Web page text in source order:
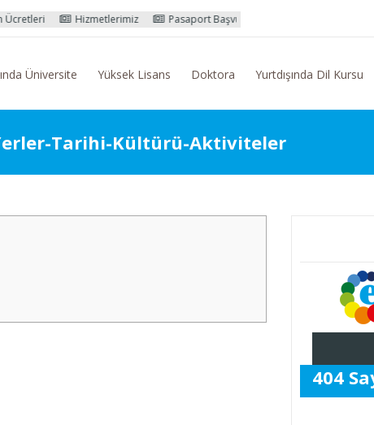
Pasaport Başvuru İşlemleri
Üniversite Yüksek Lisans Doktora Yurtdışında Dil Kursu
Tarihi-Kültürü-Aktiviteler